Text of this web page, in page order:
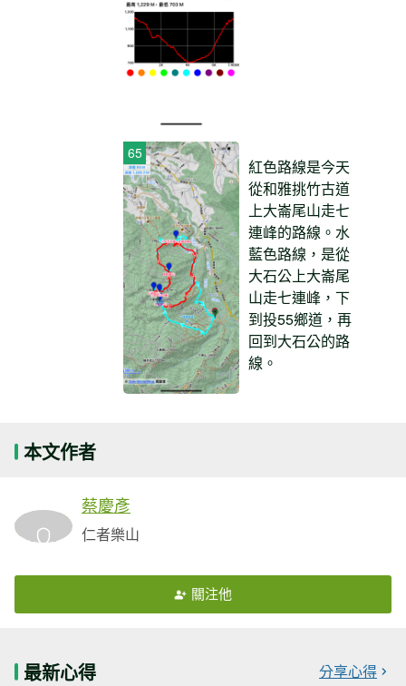
紅色路線是今天
從和雅挑竹古道
上大崙尾山走七
連峰的路線。水
藍色路線，是從
大石公上大崙尾
山走七連峰，下
到投55鄉道，再
回到大石公的路
線。
本文作者
蔡慶彥
仁者樂山
關注他
最新心得 分享心得